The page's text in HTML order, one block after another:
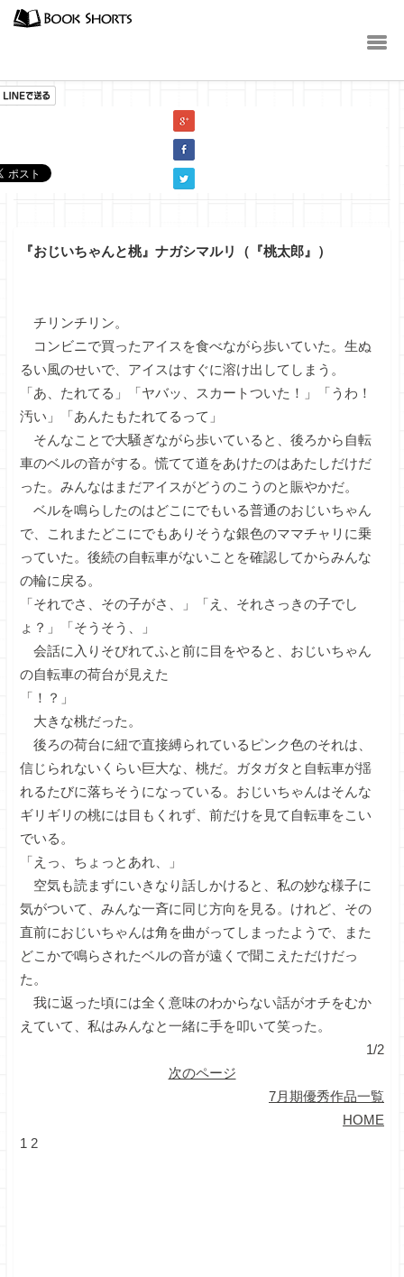
『おじいちゃんと桃』ナガシマルリ（『桃太郎』）
チリンチリン。
コンビニで買ったアイスを食べながら歩いていた。生ぬ
るい風のせいで、アイスはすぐに溶け出してしまう。
「あ、たれてる」「ヤバッ、スカートついた！」「うわ！
汚い」「あんたもたれてるって」
そんなことで大騒ぎながら歩いていると、後ろから自転
車のベルの音がする。慌てて道をあけたのはあたしだけだ
った。みんなはまだアイスがどうのこうのと賑やかだ。
ベルを鳴らしたのはどこにでもいる普通のおじいちゃん
で、これまたどこにでもありそうな銀色のママチャリに乗
っていた。後続の自転車がないことを確認してからみんな
の輪に戻る。
「それでさ、その子がさ、」「え、それさっきの子でし
ょ？」「そうそう、」
会話に入りそびれてふと前に目をやると、おじいちゃん
の自転車の荷台が見えた
「！？」
大きな桃だった。
後ろの荷台に紐で直接縛られているピンク色のそれは、
信じられないくらい巨大な、桃だ。ガタガタと自転車が揺
れるたびに落ちそうになっている。おじいちゃんはそんな
ギリギリの桃には目もくれず、前だけを見て自転車をこい
でいる。
「えっ、ちょっとあれ、」
空気も読まずにいきなり話しかけると、私の妙な様子に
気がついて、みんな一斉に同じ方向を見る。けれど、その
直前におじいちゃんは角を曲がってしまったようで、また
どこかで鳴らされたベルの音が遠くで聞こえただけだっ
た。
我に返った頃には全く意味のわからない話がオチをむか
えていて、私はみんなと一緒に手を叩いて笑った。
1/2
次のページ
7月期優秀作品一覧
HOME
1 2